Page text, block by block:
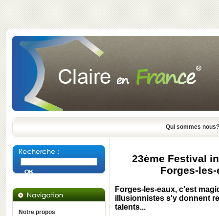
Qui sommes nous?
Notre propos
23ème Festival
Forges-
Forges-les-eaux, c'est
illusionnistes s'y donnent
talents...